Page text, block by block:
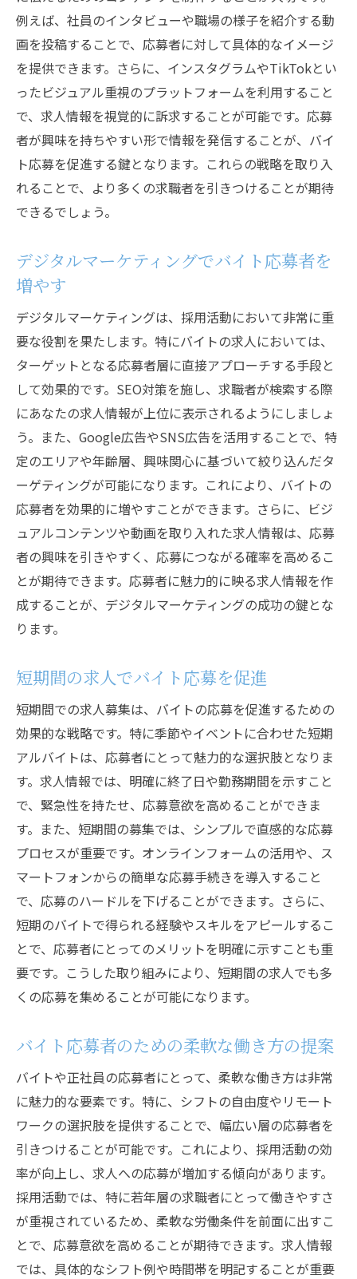
例えば、社員のインタビューや職場の様子を紹介する動
画を投稿することで、応募者に対して具体的なイメージ
を提供できます。さらに、インスタグラムやTikTokとい
ったビジュアル重視のプラットフォームを利用すること
で、求人情報を視覚的に訴求することが可能です。応募
者が興味を持ちやすい形で情報を発信することが、バイ
ト応募を促進する鍵となります。これらの戦略を取り入
れることで、より多くの求職者を引きつけることが期待
できるでしょう。
デジタルマーケティングでバイト応募者を
増やす
デジタルマーケティングは、採用活動において非常に重
要な役割を果たします。特にバイトの求人においては、
ターゲットとなる応募者層に直接アプローチする手段と
して効果的です。SEO対策を施し、求職者が検索する際
にあなたの求人情報が上位に表示されるようにしましょ
う。また、Google広告やSNS広告を活用することで、特
定のエリアや年齢層、興味関心に基づいて絞り込んだタ
ーゲティングが可能になります。これにより、バイトの
応募者を効果的に増やすことができます。さらに、ビジ
ュアルコンテンツや動画を取り入れた求人情報は、応募
者の興味を引きやすく、応募につながる確率を高めるこ
とが期待できます。応募者に魅力的に映る求人情報を作
成することが、デジタルマーケティングの成功の鍵とな
ります。
短期間の求人でバイト応募を促進
短期間での求人募集は、バイトの応募を促進するための
効果的な戦略です。特に季節やイベントに合わせた短期
アルバイトは、応募者にとって魅力的な選択肢となりま
す。求人情報では、明確に終了日や勤務期間を示すこと
で、緊急性を持たせ、応募意欲を高めることができま
す。また、短期間の募集では、シンプルで直感的な応募
プロセスが重要です。オンラインフォームの活用や、ス
マートフォンからの簡単な応募手続きを導入すること
で、応募のハードルを下げることができます。さらに、
短期のバイトで得られる経験やスキルをアピールするこ
とで、応募者にとってのメリットを明確に示すことも重
要です。こうした取り組みにより、短期間の求人でも多
くの応募を集めることが可能になります。
バイト応募者のための柔軟な働き方の提案
バイトや正社員の応募者にとって、柔軟な働き方は非常
に魅力的な要素です。特に、シフトの自由度やリモート
ワークの選択肢を提供することで、幅広い層の応募者を
引きつけることが可能です。これにより、採用活動の効
率が向上し、求人への応募が増加する傾向があります。
採用活動では、特に若年層の求職者にとって働きやすさ
が重視されているため、柔軟な労働条件を前面に出すこ
とで、応募意欲を高めることが期待できます。求人情報
では、具体的なシフト例や時間帯を明記することが重要